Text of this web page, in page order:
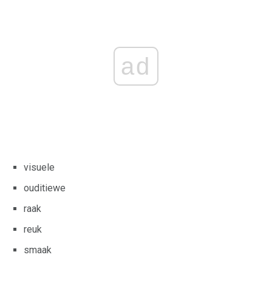
ad
visuele
ouditiewe
raak
reuk
smaak